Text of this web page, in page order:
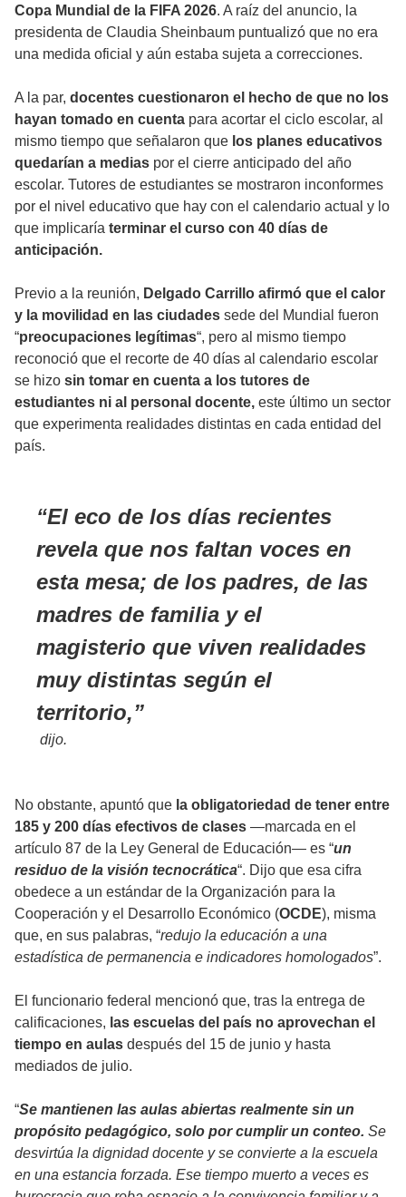
Copa Mundial de la FIFA 2026. A raíz del anuncio, la
presidenta de Claudia Sheinbaum puntualizó que no era
una medida oficial y aún estaba sujeta a correcciones.
A la par, docentes cuestionaron el hecho de que no los
hayan tomado en cuenta para acortar el ciclo escolar, al
mismo tiempo que señalaron que los planes educativos
quedarían a medias por el cierre anticipado del año
escolar. Tutores de estudiantes se mostraron inconformes
por el nivel educativo que hay con el calendario actual y lo
que implicaría terminar el curso con 40 días de
anticipación.
Previo a la reunión, Delgado Carrillo afirmó que el calor
y la movilidad en las ciudades sede del Mundial fueron
“preocupaciones legítimas“, pero al mismo tiempo
reconoció que el recorte de 40 días al calendario escolar
se hizo sin tomar en cuenta a los tutores de
estudiantes ni al personal docente, este último un sector
que experimenta realidades distintas en cada entidad del
país.
El eco de los días recientes
revela que nos faltan voces en
esta mesa; de los padres, de las
madres de familia y el
magisterio que viven realidades
muy distintas según el
territorio,
dijo.
No obstante, apuntó que la obligatoriedad de tener entre
185 y 200 días efectivos de clases —marcada en el
artículo 87 de la Ley General de Educación— es “un
residuo de la visión tecnocrática“. Dijo que esa cifra
obedece a un estándar de la Organización para la
Cooperación y el Desarrollo Económico (OCDE), misma
que, en sus palabras, “redujo la educación a una
estadística de permanencia e indicadores homologados”.
El funcionario federal mencionó que, tras la entrega de
calificaciones, las escuelas del país no aprovechan el
tiempo en aulas después del 15 de junio y hasta
mediados de julio.
“Se mantienen las aulas abiertas realmente sin un
propósito pedagógico, solo por cumplir un conteo. Se
desvirtúa la dignidad docente y se convierte a la escuela
en una estancia forzada. Ese tiempo muerto a veces es